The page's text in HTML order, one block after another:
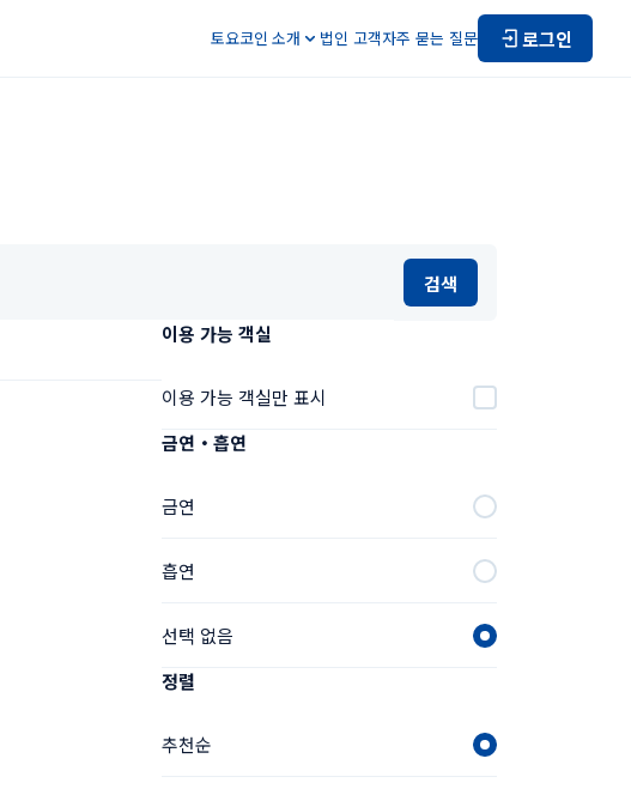
토요코인 소개 법인 고객자주 묻는 질문 로그인
검색
이용 가능 객실
이용 가능 객실만 표시
금연・흡연
금연
흡연
선택 없음
정렬
추천순